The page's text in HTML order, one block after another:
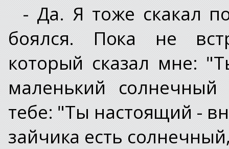
- Да. Я тоже скакал
боялся. Пока не
который сказал мне:
маленький
тебе: "Ты настоящий -
зайчика есть